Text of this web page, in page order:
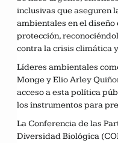
inclusivas que aseguren
ambientales en el
protección,
contra la crisis climática
Líderes ambientales
Monge y Elio Arley
acceso a esta política
los instrumentos para
La Conferencia de las
Diversidad Biológica